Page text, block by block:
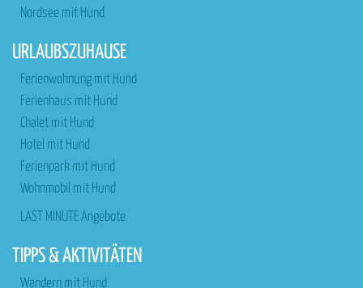
Nordsee mit Hund
URLAUBSZUHAUSE
Ferienwohnung mit Hund
Ferienhaus mit Hund
Chalet mit Hund
Hotel mit Hund
Ferienpark mit Hund
Wohnmobil mit Hund
LAST MINUTE Angebote
TIPPS & AKTIVITÄTEN
Wandern mit Hund